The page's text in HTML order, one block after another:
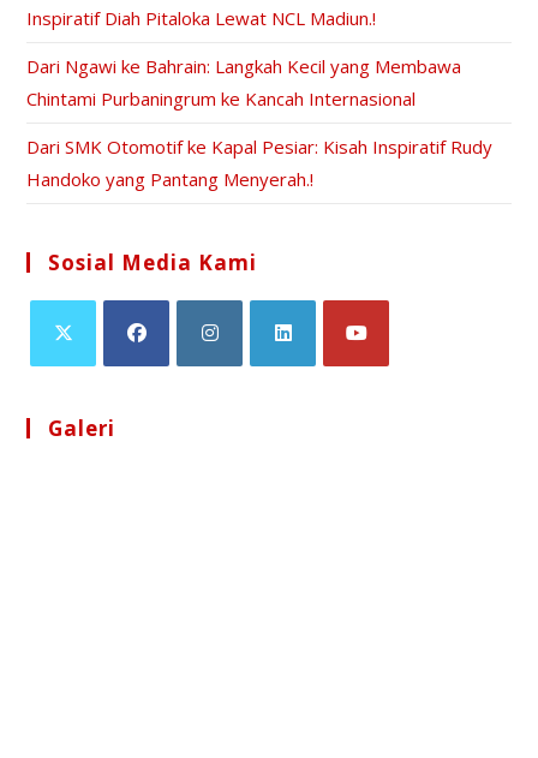
Inspiratif Diah Pitaloka Lewat NCL Madiun.!
Dari Ngawi ke Bahrain: Langkah Kecil yang Membawa
Chintami Purbaningrum ke Kancah Internasional
Dari SMK Otomotif ke Kapal Pesiar: Kisah Inspiratif Rudy
Handoko yang Pantang Menyerah.!
Sosial Media Kami
Galeri